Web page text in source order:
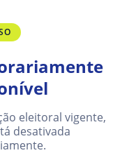
eleitoral vigente,
desativada